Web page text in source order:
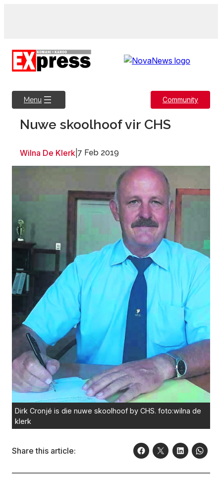
Menu Community
Nuwe skoolhoof vir CHS
Wilna De Klerk 7 Feb 2019
Dirk Cronjé is die nuwe skoolhoof by CHS. foto:wilna de
klerk
Share this article: